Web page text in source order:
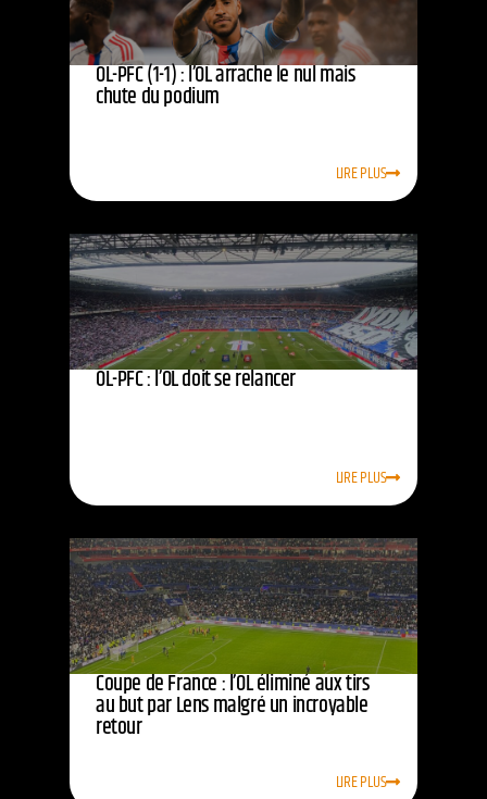
OL-PFC (1-1) : l’OL arrache le nul mais
chute du podium
LIRE PLUS
OL-PFC : l’OL doit se relancer
LIRE PLUS
Coupe de France : l’OL éliminé aux tirs
au but par Lens malgré un incroyable
retour
LIRE PLUS